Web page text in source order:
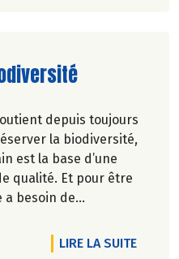
fin de l'hiver. Suivez-
depuis toujours
la biodiversité,
est la base d’une
qualité. Et pour être
a besoin de
LIRE LA SUITEDE